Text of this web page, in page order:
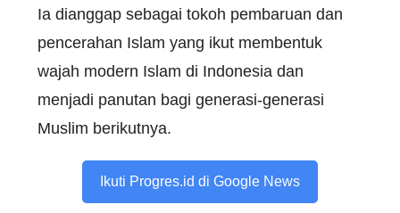
Ia dianggap sebagai tokoh pembaruan dan
pencerahan Islam yang ikut membentuk
wajah modern Islam di Indonesia dan
menjadi panutan bagi generasi-generasi
Muslim berikutnya.
Ikuti Progres.id di Google News